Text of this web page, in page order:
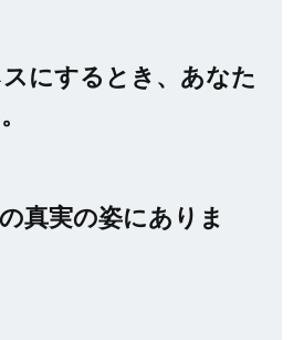
にするとき、あなた
真実の姿にありま